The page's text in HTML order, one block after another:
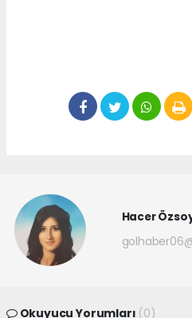
Hacer
Okuyucu Yorumları (0)